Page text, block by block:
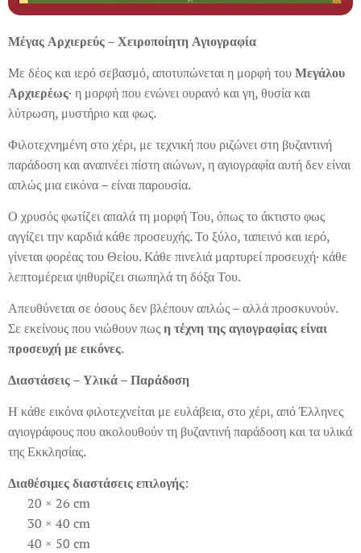
Μέγας Αρχιερεύς – Χειροποίητη Αγιογραφία
Με δέος και ιερό σεβασμό, αποτυπώνεται η μορφή τουΜεγάλου
Αρχιερέως· η μορφή που ενώνει ουρανό και γη, θυσία και
λύτρωση, μυστήριο και φως.
Φιλοτεχνημένη στο χέρι, με τεχνική που ριζώνει στη βυζαντινή
παράδοση και αναπνέει πίστη αιώνων, η αγιογραφία αυτή δεν είναι
απλώς μια εικόνα – είναι παρουσία.
Ο χρυσός φωτίζει απαλά τη μορφή Του, όπως το άκτιστο φως
αγγίζει την καρδιά κάθε προσευχής. Το ξύλο, ταπεινό και ιερό,
γίνεται φορέας του Θείου. Κάθε πινελιά μαρτυρεί προσευχή· κάθε
λεπτομέρεια ψιθυρίζει σιωπηλά τη δόξα Του.
Απευθύνεται σε όσους δεν βλέπουν απλώς – αλλά προσκυνούν.
Σε εκείνους που νιώθουν πωςη τέχνη της αγιογραφίας είναι
προσευχή με εικόνες.
Διαστάσεις – Υλικά – Παράδοση
Η κάθε εικόνα φιλοτεχνείται με ευλάβεια, στο χέρι, από Έλληνες
αγιογράφους που ακολουθούν τη βυζαντινή παράδοση και τα υλικά
της Εκκλησίας.
Διαθέσιμες διαστάσεις επιλογής:
▪ 20 × 26 cm
▪ 30 × 40 cm
▪ 40 × 50 cm